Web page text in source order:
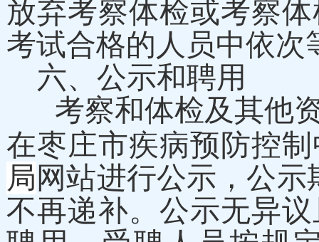
放弃考察体检或考察
考试合格的人员中依次
六、公示和聘用
考察和体检及其他
在枣庄市疾病预防控
局网站进行公示，公示
不再递补。公示无异